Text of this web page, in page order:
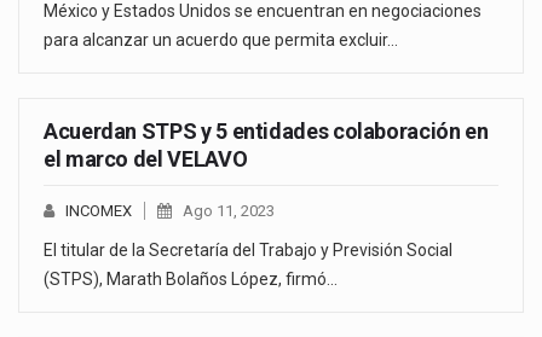
México y Estados Unidos se encuentran en negociaciones
para alcanzar un acuerdo que permita excluir…
Acuerdan STPS y 5 entidades colaboración en
el marco del VELAVO
INCOMEX Ago 11, 2023
El titular de la Secretaría del Trabajo y Previsión Social
(STPS), Marath Bolaños López, firmó…